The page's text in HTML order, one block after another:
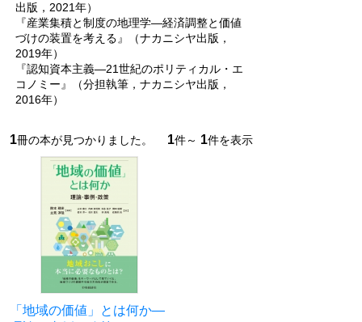
出版，2021年）
『産業集積と制度の地理学―経済調整と価値
づけの装置を考える』（ナカニシヤ出版，
2019年）
『認知資本主義―21世紀のポリティカル・エ
コノミー』（分担執筆，ナカニシヤ出版，
2016年）
1冊の本が見つかりました。 1件～ 1件を表示
「地域の価値」とは何か―